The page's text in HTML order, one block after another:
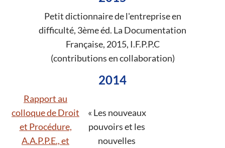
Petit dictionnaire de l'entreprise en
difficulté, 3ème éd. La Documentation
Française, 2015, I.F.P.P.C
(contributions en collaboration)
2014
Rapport au
colloque de Droit
et Procédure,
A.A.P.P.E., et
« Les nouveaux
pouvoirs et les
nouvelles